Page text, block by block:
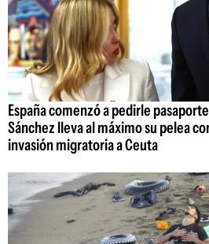
España comenzó a pedirle
Sánchez lleva al máximo su pelea
invasión migratoria a Ceuta